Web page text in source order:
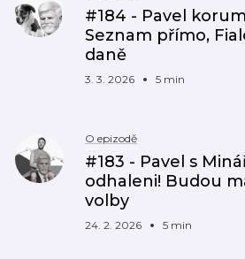
#184 - Pavel
Seznam přímo,
daně
3. 3. 2026 5 min
O epizodě
#183 - Pavel s
odhaleni! Budou
volby
24. 2. 2026 5 min